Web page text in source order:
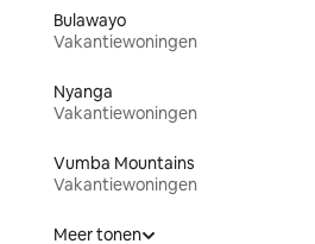
Bulawayo
Vakantiewoningen
Nyanga
Vakantiewoningen
Vumba Mountains
Vakantiewoningen
Meer tonen